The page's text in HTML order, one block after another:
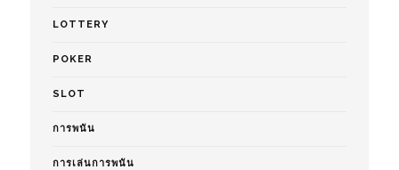
LOTTERY
POKER
SLOT
การพนัน
การเล่นการพนัน